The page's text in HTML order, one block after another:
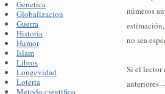
Genetica
Globalizacion
Guerra
Historia
Humor
Islam
Libros
Longevidad
Loteria
números
no sea
Si el lector
anteriores